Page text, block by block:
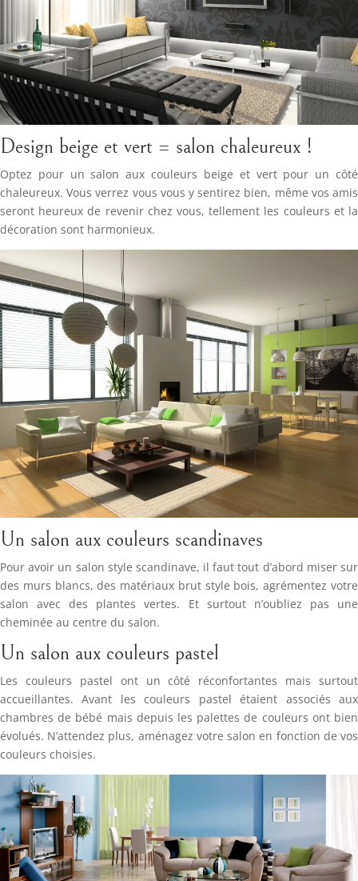
Design beige et vert = salon chaleureux !
Optez pour un salon aux couleurs beige et vert pour un côté
chaleureux. Vous verrez vous vous y sentirez bien, même vos amis
seront heureux de revenir chez vous, tellement les couleurs et la
décoration sont harmonieux.
Un salon aux couleurs scandinaves
Pour avoir un salon style scandinave, il faut tout d’abord miser sur
des murs blancs, des matériaux brut style bois, agrémentez votre
salon avec des plantes vertes. Et surtout n’oubliez pas une
cheminée au centre du salon.
Un salon aux couleurs pastel
Les couleurs pastel ont un côté réconfortantes mais surtout
accueillantes. Avant les couleurs pastel étaient associés aux
chambres de bébé mais depuis les palettes de couleurs ont bien
évolués. N’attendez plus, aménagez votre salon en fonction de vos
couleurs choisies.